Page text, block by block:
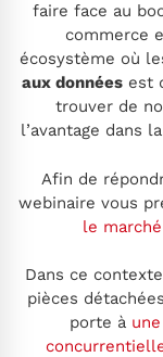
faire face au
commerce
écosystème où
aux données est
trouver de
l’avantage dans
Afin de
webinaire vous
le
Dans ce
pièces
porte à